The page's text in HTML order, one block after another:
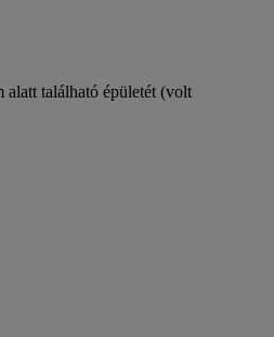
alatt található épületét (volt